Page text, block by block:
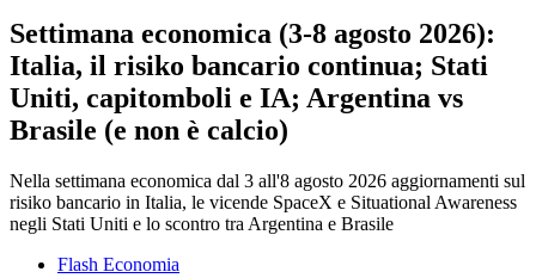
Settimana economica (3-8 agosto 2026):
Italia, il risiko bancario continua; Stati
Uniti, capitomboli e IA; Argentina vs
Brasile (e non è calcio)
Nella settimana economica dal 3 all'8 agosto 2026 aggiornamenti sul
risiko bancario in Italia, le vicende SpaceX e Situational Awareness
negli Stati Uniti e lo scontro tra Argentina e Brasile
Flash Economia